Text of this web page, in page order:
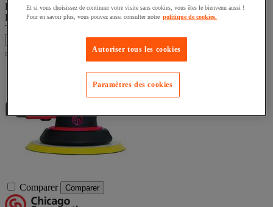
Liste de produits
Produits :( 1 - 10 )
Trier par
Comparer Comparer
Et si vous choisissez de continuer votre visite sans cookies, vous êtes le bienvenu aussi !
Pour en savoir plus, vous pouvez aussi consulter notre politique de cookies.
Autoriser tous les cookies
Paramètres des cookies